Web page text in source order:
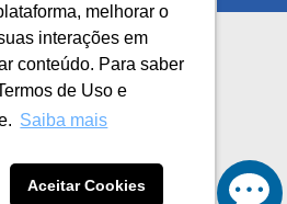
melhorar o
interações em
conteúdo. Para saber
de Uso e
Saiba mais
Aceitar Cookies
Institucional
033 1100